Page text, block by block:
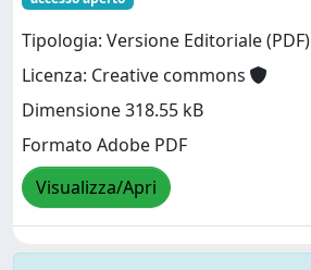
Tipologia: Versione Editoriale (PDF)
Licenza: Creative commons
Dimensione 318.55 kB
Formato Adobe PDF
Visualizza/Apri